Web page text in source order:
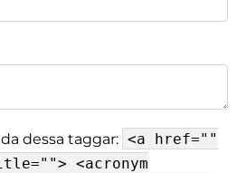
dessa taggar: <a href=""
<acronym